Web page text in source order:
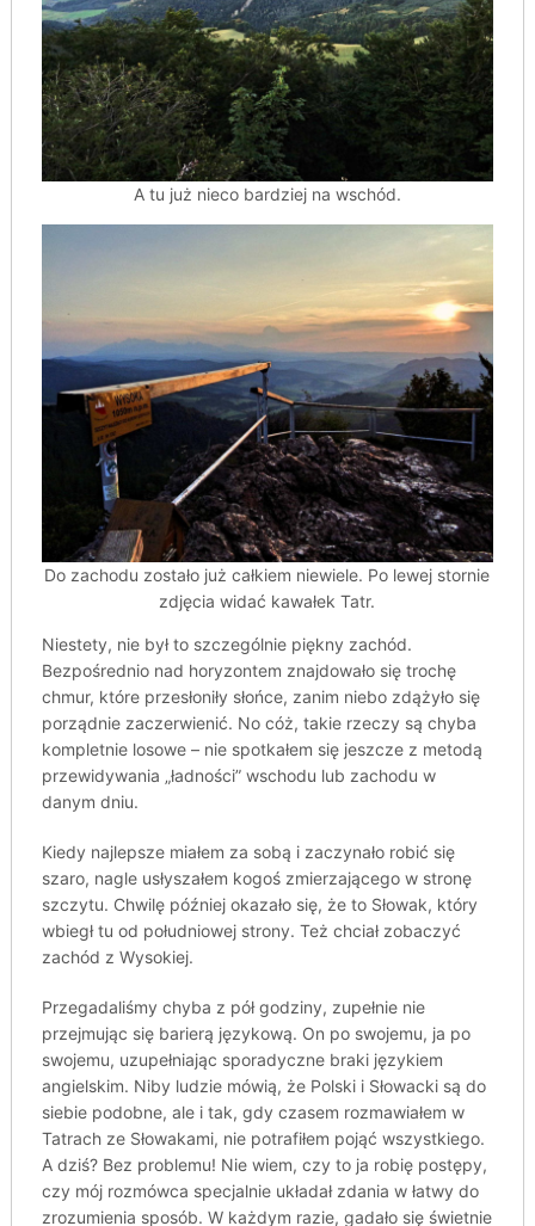
A tu już nieco bardziej na wschód.
Do zachodu zostało już całkiem niewiele. Po lewej stornie
zdjęcia widać kawałek Tatr.
Niestety, nie był to szczególnie piękny zachód.
Bezpośrednio nad horyzontem znajdowało się trochę
chmur, które przesłoniły słońce, zanim niebo zdążyło się
porządnie zaczerwienić. No cóż, takie rzeczy są chyba
kompletnie losowe – nie spotkałem się jeszcze z metodą
przewidywania „ładności” wschodu lub zachodu w
danym dniu.
Kiedy najlepsze miałem za sobą i zaczynało robić się
szaro, nagle usłyszałem kogoś zmierzającego w stronę
szczytu. Chwilę później okazało się, że to Słowak, który
wbiegł tu od południowej strony. Też chciał zobaczyć
zachód z Wysokiej.
Przegadaliśmy chyba z pół godziny, zupełnie nie
przejmując się barierą językową. On po swojemu, ja po
swojemu, uzupełniając sporadyczne braki językiem
angielskim. Niby ludzie mówią, że Polski i Słowacki są do
siebie podobne, ale i tak, gdy czasem rozmawiałem w
Tatrach ze Słowakami, nie potrafiłem pojąć wszystkiego.
A dziś? Bez problemu! Nie wiem, czy to ja robię postępy,
czy mój rozmówca specjalnie układał zdania w łatwy do
zrozumienia sposób. W każdym razie, gadało się świetnie